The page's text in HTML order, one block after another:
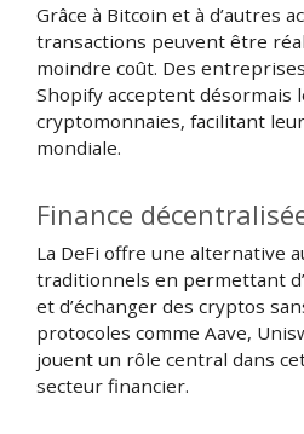
Grâce à Bitcoin et à d’autres
transactions peuvent être
moindre coût. Des
Shopify acceptent désormais
cryptomonnaies, facilitant
mondiale.
Finance
La DeFi offre une alternative
traditionnels en permettant
et d’échanger des cryptos
protocoles comme Aave,
jouent un rôle central dans
secteur financier.